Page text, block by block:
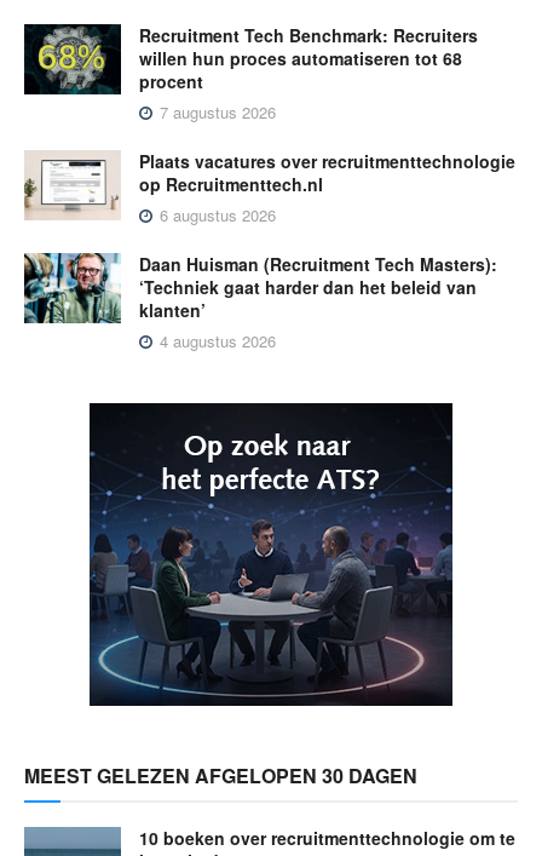
Recruitment Tech Benchmark: Recruiters
willen hun proces automatiseren tot 68
procent
7 augustus 2026
Plaats vacatures over recruitmenttechnologie
op Recruitmenttech.nl
6 augustus 2026
Daan Huisman (Recruitment Tech Masters):
‘Techniek gaat harder dan het beleid van
klanten’
4 augustus 2026
MEEST GELEZEN AFGELOPEN 30 DAGEN
10 boeken over recruitmenttechnologie om te